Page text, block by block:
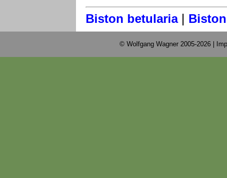
Biston betularia|
© Wolfgang Wagner 2005-2026 |